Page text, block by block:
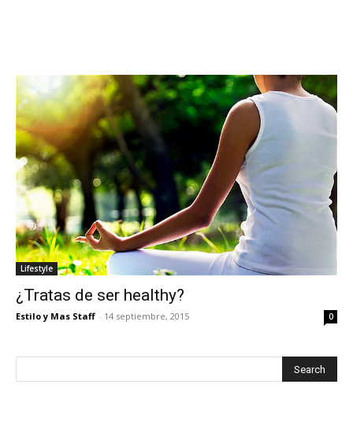
Lifestyle
¿Tratas de ser healthy?
Estilo y Mas Staff - 14 septiembre, 2015 0